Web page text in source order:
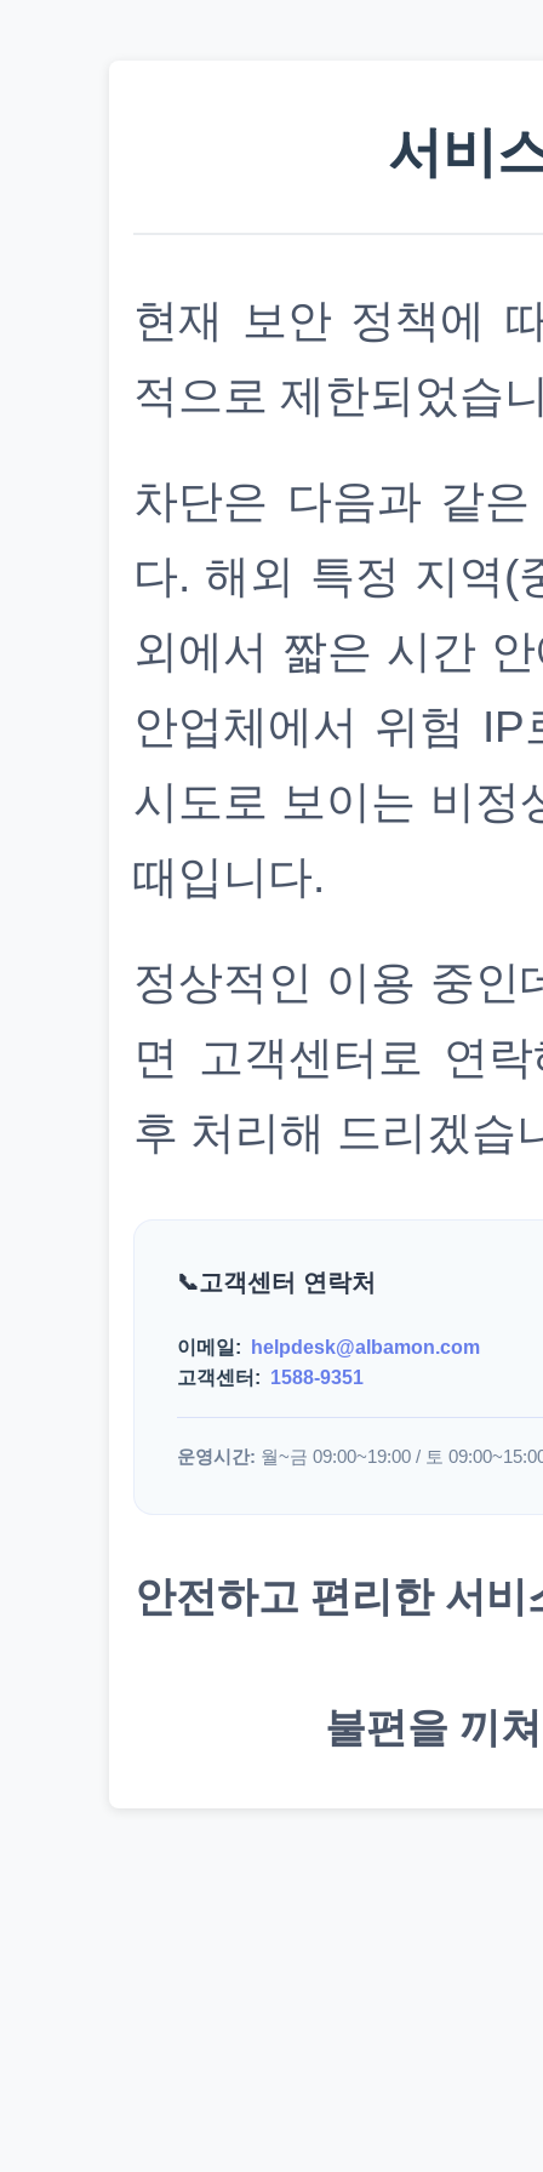
서비
현재 보안 정책에
적으로 제한되었습
차단은 다음과 같
다. 해외 특정 지역(
외에서 짧은 시간
안업체에서 위험
시도로 보이는 비정
때입니다.
정상적인 이용 중인
면 고객센터로 연
후 처리해 드리겠습
고객센터 연락처
이메일:
helpdesk@albamon.com
고객센터: 1588-9351
운영시간: 월~금 09:00~19:00 / 토
안전하고 편리한 서
불편을 끼